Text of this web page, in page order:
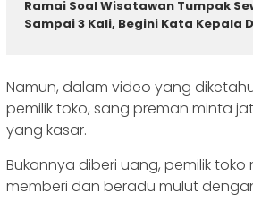
Ramai Soal Wisatawan Tumpak
Sampai 3 Kali, Begini Kata Kepala
Namun, dalam video yang
pemilik toko, sang preman minta
yang kasar.
Bukannya diberi uang, pemilik
memberi dan beradu mulut